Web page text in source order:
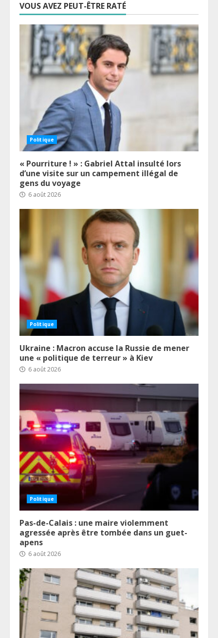
VOUS AVEZ PEUT-ÊTRE RATÉ
Politique
« Pourriture ! » : Gabriel Attal insulté lors
d’une visite sur un campement illégal de
gens du voyage
6 août 2026
Politique
Ukraine : Macron accuse la Russie de mener
une « politique de terreur » à Kiev
6 août 2026
Politique
Pas-de-Calais : une maire violemment
agressée après être tombée dans un guet-
apens
6 août 2026